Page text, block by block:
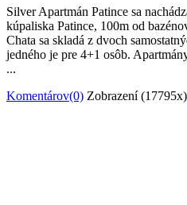
Silver Apartmán Patince sa
kúpaliska Patince, 100m od
Chata sa skladá z dvoch
jedného je pre 4+1 osôb.
...
Komentárov(0) Zobrazení (17795x)